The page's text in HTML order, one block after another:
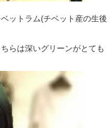
ットラム(チベット産の生後
らは深いグリーンがとても